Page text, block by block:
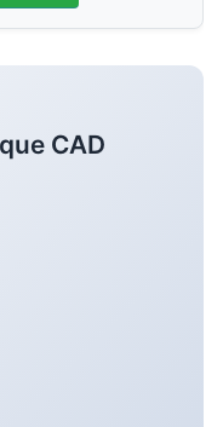
CAD